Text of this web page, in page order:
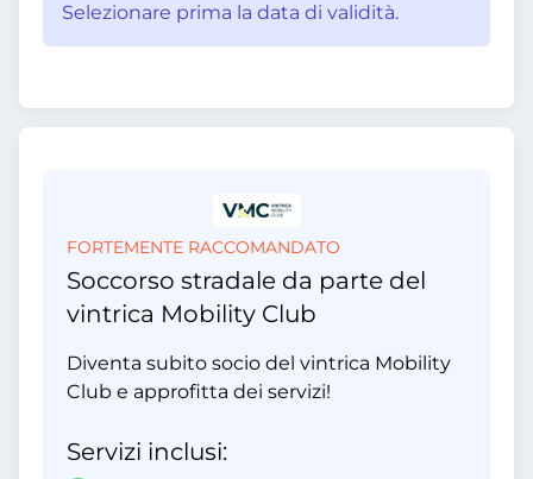
Selezionare prima la data di validità.
FORTEMENTE RACCOMANDATO
Soccorso stradale da parte del
vintrica Mobility Club
Diventa subito socio del vintrica Mobility
Club e approfitta dei servizi!
Servizi inclusi: